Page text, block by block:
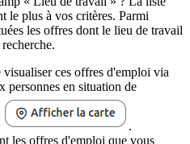
le plus à vos critères. Parmi
les offres dont le lieu de travail
ces offres d'emploi via
personnes en situation de
.
les offres d'emploi que vous